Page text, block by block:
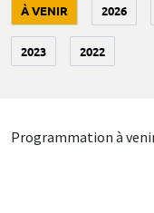
À VENIR 2026
2023 2022
Programmation à